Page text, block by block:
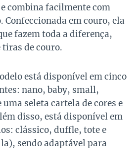
combina facilmente com
Confeccionada em couro, ela
fazem toda a diferença,
tiras de couro.
está disponível em cinco
nano, baby, small,
seleta cartela de cores e
disso, está disponível em
clássico, duffle, tote e
sendo adaptável para